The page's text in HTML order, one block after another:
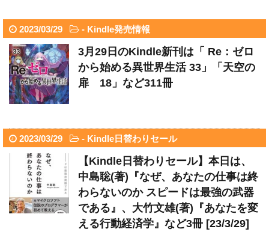
2023/03/29 - Kindle発売情報
3月29日のKindle新刊は「 Re：ゼロ
から始める異世界生活 33」「天空の
扉 18」など311冊
2023/03/29 - Kindle日替わりセール
【Kindle日替わりセール】本日は、
中島聡(著)『なぜ、あなたの仕事は終
わらないのか スピードは最強の武器
である』、大竹文雄(著)『あなたを変
える行動経済学』など3冊 [23/3/29]